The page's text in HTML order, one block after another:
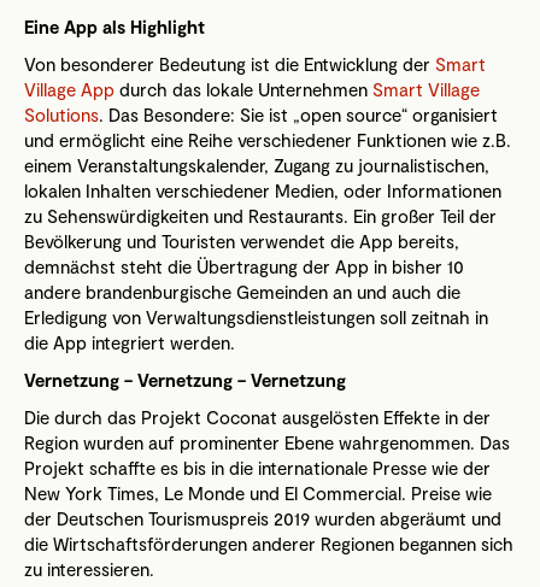
Eine App als Highlight
Von besonderer Bedeutung ist die Entwicklung der Smart
Village App durch das lokale Unternehmen Smart Village
Solutions. Das Besondere: Sie ist „open source“ organisiert
und ermöglicht eine Reihe verschiedener Funktionen wie z.B.
einem Veranstaltungskalender, Zugang zu journalistischen,
lokalen Inhalten verschiedener Medien, oder Informationen
zu Sehenswürdigkeiten und Restaurants. Ein großer Teil der
Bevölkerung und Touristen verwendet die App bereits,
demnächst steht die Übertragung der App in bisher 10
andere brandenburgische Gemeinden an und auch die
Erledigung von Verwaltungsdienstleistungen soll zeitnah in
die App integriert werden.
Vernetzung – Vernetzung – Vernetzung
Die durch das Projekt Coconat ausgelösten Effekte in der
Region wurden auf prominenter Ebene wahrgenommen. Das
Projekt schaffte es bis in die internationale Presse wie der
New York Times, Le Monde und El Commercial. Preise wie
der Deutschen Tourismuspreis 2019 wurden abgeräumt und
die Wirtschaftsförderungen anderer Regionen begannen sich
zu interessieren.